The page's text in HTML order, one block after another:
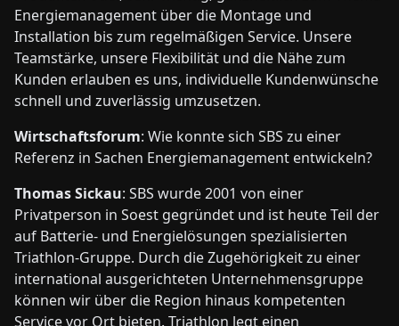
Energiemanagement über die Montage und
Installation bis zum regelmäßigen Service. Unsere
Teamstärke, unsere Flexibilität und die Nähe zum
Kunden erlauben es uns, individuelle Kundenwünsche
schnell und zuverlässig umzusetzen.
Wirtschaftsforum: Wie konnte sich SBS zu einer
Referenz in Sachen Energiemanagement entwickeln?
Thomas Sickau: SBS wurde 2001 von einer
Privatperson in Soest gegründet und ist heute Teil der
auf Batterie- und Energielösungen spezialisierten
Triathlon-Gruppe. Durch die Zugehörigkeit zu einer
international ausgerichteten Unternehmensgruppe
können wir über die Region hinaus kompetenten
Service vor Ort bieten. Triathlon legt einen